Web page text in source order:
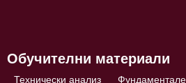
Обучителни материали
Технически анализ